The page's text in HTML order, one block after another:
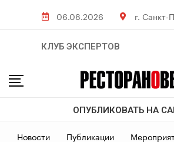
06.08.2026 г. Санкт-
КЛУБ ЭКСПЕРТОВ
ОПУБЛИКОВАТЬ НА
Новости Публикации